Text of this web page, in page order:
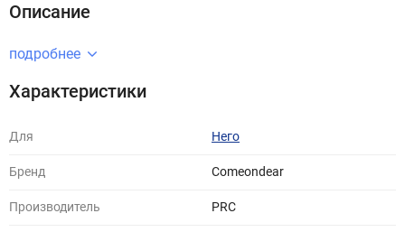
Описание
подробнее
Характеристики
Для Него
Бренд Comeondear
Производитель PRC